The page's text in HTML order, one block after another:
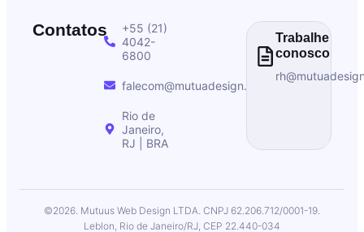
Contatos
+55 (21)
4042-
6800
falecom@mutuadesign.com
Rio de
Janeiro,
RJ | BRA
Trabalhe
conosco
©2026. Mutuus Web Design LTDA. CNPJ 62.206.712/0001-19.
Leblon, Rio de Janeiro/RJ, CEP 22.440-034